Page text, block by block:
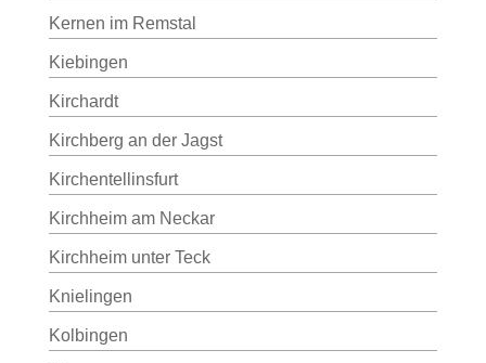
Kernen im Remstal
Kiebingen
Kirchardt
Kirchberg an der Jagst
Kirchentellinsfurt
Kirchheim am Neckar
Kirchheim unter Teck
Knielingen
Kolbingen